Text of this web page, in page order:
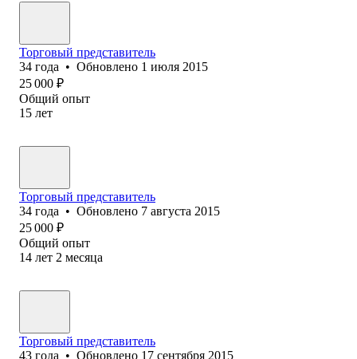
Торговый представитель
34 года • Обновлено 1 июля 2015
25 000 ₽
Общий опыт
15 лет
Торговый представитель
34 года • Обновлено 7 августа 2015
25 000 ₽
Общий опыт
14 лет 2 месяца
Торговый представитель
43 года • Обновлено 17 сентября 2015